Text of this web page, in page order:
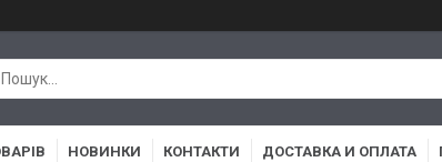
НОВИНКИ КОНТАКТИ ДОСТАВКА И ОПЛАТА